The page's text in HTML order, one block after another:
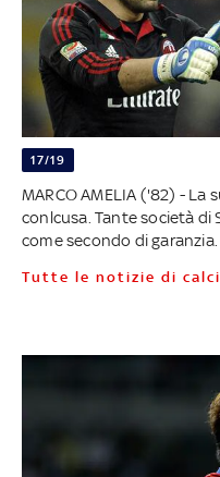
17/19
MARCO AMELIA ('82) - La
conlcusa. Tante società di
come secondo di
Tutte le notizie di